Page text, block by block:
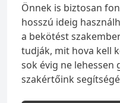
Önnek is biztosan
hosszú ideig
a bekötést
tudják, mit hova kell
sok évig ne lehessen
szakértőink